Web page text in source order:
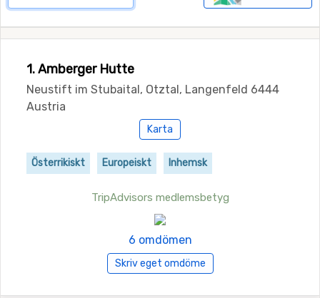
1. Amberger Hutte
Neustift im Stubaital, Otztal, Langenfeld 6444
Austria
Karta
Österrikiskt Europeiskt Inhemsk
TripAdvisors medlemsbetyg
6 omdömen
Skriv eget omdöme